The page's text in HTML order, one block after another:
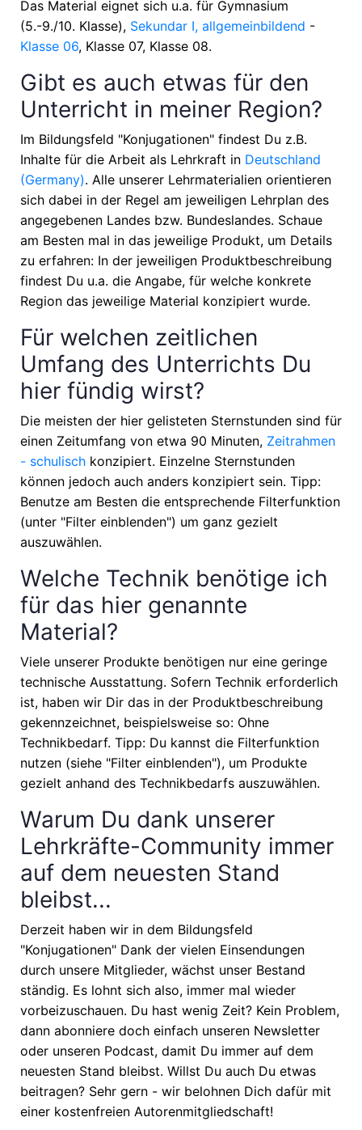
Das Material eignet sich u.a. für Gymnasium
(5.-9./10. Klasse), Sekundar I, allgemeinbildend -
Klasse 06, Klasse 07, Klasse 08.
Gibt es auch etwas für den
Unterricht in meiner Region?
Im Bildungsfeld "Konjugationen" findest Du z.B.
Inhalte für die Arbeit als Lehrkraft in Deutschland
(Germany). Alle unserer Lehrmaterialien orientieren
sich dabei in der Regel am jeweiligen Lehrplan des
angegebenen Landes bzw. Bundeslandes. Schaue
am Besten mal in das jeweilige Produkt, um Details
zu erfahren: In der jeweiligen Produktbeschreibung
findest Du u.a. die Angabe, für welche konkrete
Region das jeweilige Material konzipiert wurde.
Für welchen zeitlichen
Umfang des Unterrichts Du
hier fündig wirst?
Die meisten der hier gelisteten Sternstunden sind für
einen Zeitumfang von etwa 90 Minuten, Zeitrahmen
- schulisch konzipiert. Einzelne Sternstunden
können jedoch auch anders konzipiert sein. Tipp:
Benutze am Besten die entsprechende Filterfunktion
(unter "Filter einblenden") um ganz gezielt
auszuwählen.
Welche Technik benötige ich
für das hier genannte
Material?
Viele unserer Produkte benötigen nur eine geringe
technische Ausstattung. Sofern Technik erforderlich
ist, haben wir Dir das in der Produktbeschreibung
gekennzeichnet, beispielsweise so: Ohne
Technikbedarf. Tipp: Du kannst die Filterfunktion
nutzen (siehe "Filter einblenden"), um Produkte
gezielt anhand des Technikbedarfs auszuwählen.
Warum Du dank unserer
Lehrkräfte-Community immer
auf dem neuesten Stand
bleibst...
Derzeit haben wir in dem Bildungsfeld
"Konjugationen" Dank der vielen Einsendungen
durch unsere Mitglieder, wächst unser Bestand
ständig. Es lohnt sich also, immer mal wieder
vorbeizuschauen. Du hast wenig Zeit? Kein Problem,
dann abonniere doch einfach unseren Newsletter
oder unseren Podcast, damit Du immer auf dem
neuesten Stand bleibst. Willst Du auch Du etwas
beitragen? Sehr gern - wir belohnen Dich dafür mit
einer kostenfreien Autorenmitgliedschaft!